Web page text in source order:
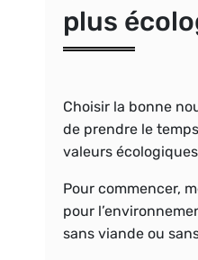
plus
Choisir la bonne
de prendre le
valeurs
Pour commencer,
pour
sans viande ou